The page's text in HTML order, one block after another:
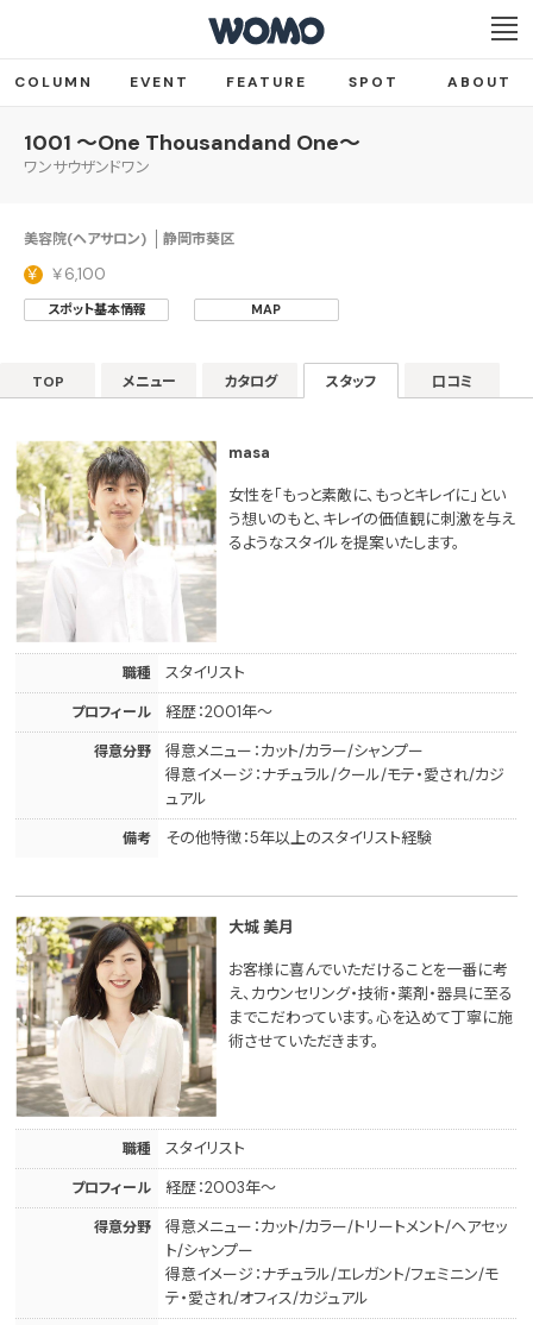
COLUMN EVENT FEATURE SPOT ABOUT
1001 ～One Thousandand One～
ワンサウザンドワン
美容院(ヘアサロン) 静岡市葵区
￥6,100
スポット基本情報 MAP
TOP メニュー カタログ スタッフ 口コミ
masa
女性を「もっと素敵に、もっとキレイに」とい
う想いのもと、キレイの価値観に刺激を与え
るようなスタイルを提案いたします。
職種 スタイリスト
プロフィール 経歴：2001年～
得意分野
得意メニュー：カット/カラー/シャンプー
得意イメージ：ナチュラル/クール/モテ・愛され/カジ
ュアル
備考 その他特徴：5年以上のスタイリスト経験
大城 美月
お客様に喜んでいただけることを一番に考
え、カウンセリング・技術・薬剤・器具に至る
までこだわっています。心を込めて丁寧に施
術させていただきます。
職種 スタイリスト
プロフィール 経歴：2003年～
得意分野
得意メニュー：カット/カラー/トリートメント/ヘアセッ
ト/シャンプー
得意イメージ：ナチュラル/エレガント/フェミニン/モ
テ・愛され/オフィス/カジュアル